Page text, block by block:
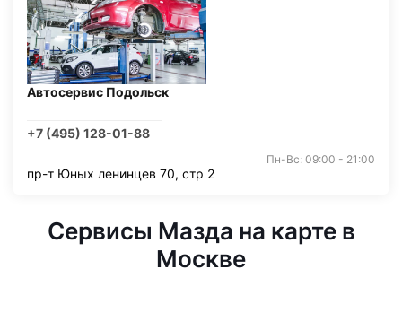
Автосервис Подольск
+7 (495) 128-01-88
Пн-Вс: 09:00 - 21:00
пр-т Юных ленинцев 70, стр 2
Сервисы Мазда на карте в
Москве